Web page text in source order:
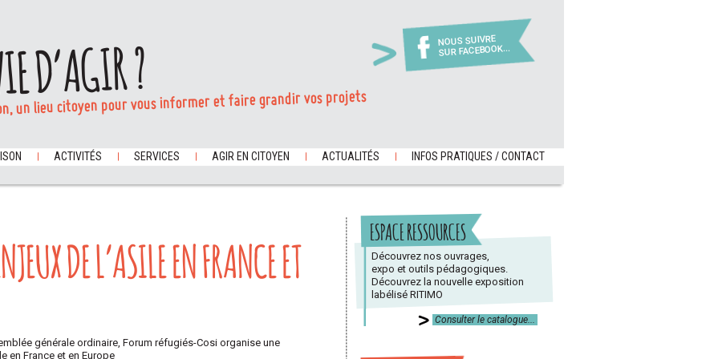
NOUS SUIVRE
SUR FACEBOOK...
D’AGIR ?
un lieu citoyen pour vous informer et faire grandir vos projets
ACTIVITÉS SERVICES AGIR EN CITOYEN ACTUALITÉS INFOS PRATIQUES / CONTACT
DE L’ASILE EN FRANCE ET
générale ordinaire, Forum réfugiés-Cosi organise une
en France et en Europe
ESPACE RESSOURCES
Découvrez nos ouvrages,
expo et outils pédagogiques.
Découvrez la nouvelle exposition
labélisé RITIMO
Consulter le catalogue...